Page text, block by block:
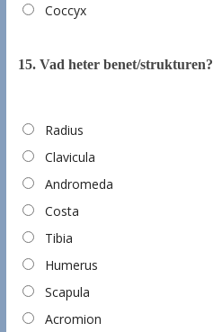
Coccyx
15. Vad heter benet/strukturen?
Radius
Clavicula
Andromeda
Costa
Tibia
Humerus
Scapula
Acromion